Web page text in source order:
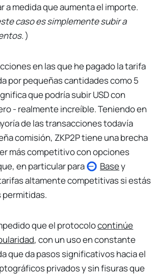
a medida que aumenta el importe.
caso es simplemente subir a
)
en las que he pagado la tarifa
por pequeñas cantidades como 5
que podría subir USD con
- realmente increíble. Teniendo en
de las transacciones todavía
comisión, ZKP2P tiene una brecha
más competitivo con opciones
en particular para
Basey
altamente competitivas si estás
que el protocolocontinúe
, con un uso en constante
que da pasos significativos hacia el
privados y sin fisuras que